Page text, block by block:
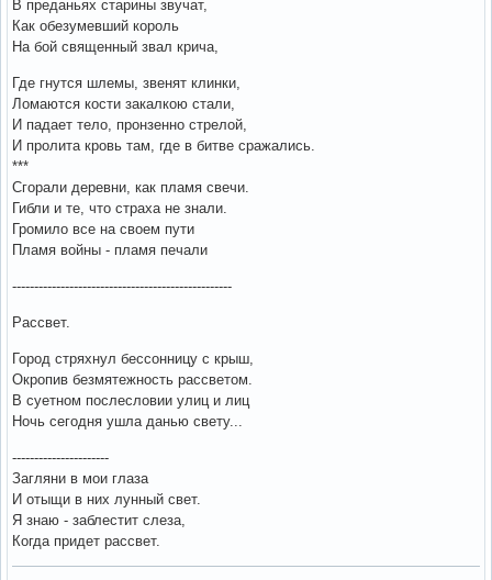
В преданьях старины звучат,
Как обезумевший король
На бой священный звал крича,
Где гнутся шлемы, звенят клинки,
Ломаются кости закалкою стали,
И падает тело, пронзенно стрелой,
И пролита кровь там, где в битве сражались.
***
Сгорали деревни, как пламя свечи.
Гибли и те, что страха не знали.
Громило все на своем пути
Пламя войны - пламя печали
--------------------------------------------------
Рассвет.
Город стряхнул бессонницу с крыш,
Окропив безмятежность рассветом.
В суетном послесловии улиц и лиц
Ночь сегодня ушла данью свету...
----------------------
Загляни в мои глаза
И отыщи в них лунный свет.
Я знаю - заблестит слеза,
Когда придет рассвет.